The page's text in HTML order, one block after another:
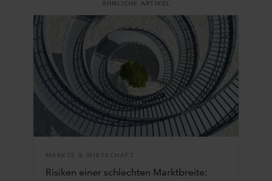
ÄHNLICHE ARTIKEL
MÄRKTE & WIRTSCHAFT
Risiken einer schlechten Marktbreite: